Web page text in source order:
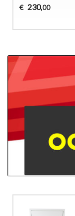
€ 230,00